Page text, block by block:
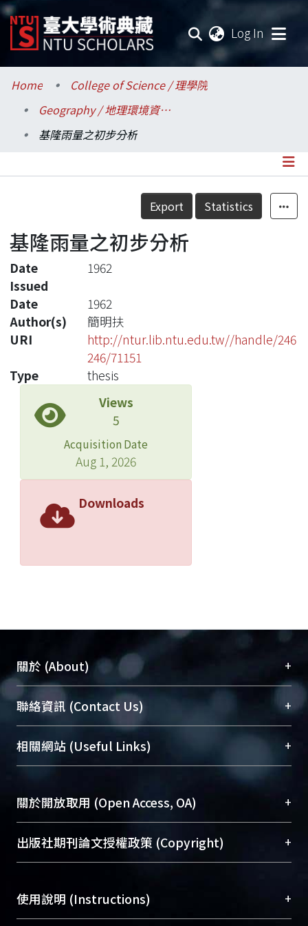
Log In
Communities & Collections
Research Outputs
Statistics
Home
College of Science / 理學院
Geography / 地理環境資源學系
基隆雨量之初步分析
Details
Export Statistics
基隆雨量之初步分析
Date
Issued
1962
Date
1962
Author(s)
簡明扶
URI
http://ntur.lib.ntu.edu.tw//handle/246
246/71151
Type
thesis
Views
5
Acquisition Date
Aug 1, 2026
Downloads
關於 (About) +
臺大位居世界頂尖大學之列，為永久珍藏及向國際
展現本校豐碩的研究成果及學術能量，圖書館整合
機構典藏（NTUR）與學術庫（AH）不同功能平
台，成為臺大學術典藏NTU scholars。期能整合研
究能量、促進交流合作、保存學術產出、推廣研究
成果。
To permanently archive and promote researcher
profiles and scholarly works, Library integrates the
services of “NTU Repository” with “Academic
聯絡資訊 (Contact Us) +
總館學科館員(Main Library)
醫學圖書館學科館員(Medical Library)
(Social
Sciences Library)
相關網站 (Useful Links) +
關於開放取用 (Open Access, OA) +
開放取用是從使用者角度提升資訊取用性的社會運
動，應用在學術研究上是透過將研究著作公開供使
用逐年攀升。同時可加速研究發展、提升研究影響
出版社期刊論文授權政策 (Copyright) +
含部分內容的版權非匯入者所有，或由第三方贊
助與合作完成，請確認該版權所有者及第三方同
使用說明 (Instructions) +